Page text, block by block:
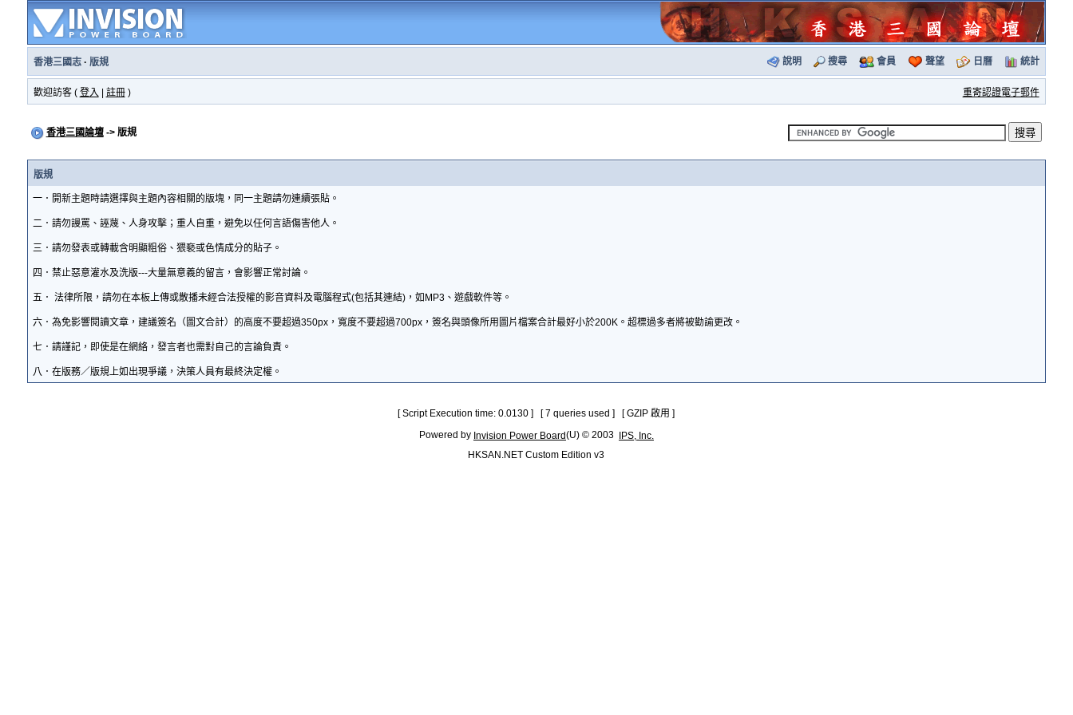
香港三國志· 版規 說明 搜尋 會員 聲望 日曆 統計
歡迎訪客 ( 登入 註冊) 重寄認證電子郵件
香港三國論壇-> 版規
版規
一．開新主題時請選擇與主題內容相關的版塊，同一主題請勿連續張貼。
二．請勿謾罵、誣蔑、人身攻擊；重人自重，避免以任何言語傷害他人。
三．請勿發表或轉載含明顯粗俗、猥褻或色情成分的貼子。
四．禁止惡意灌水及洗版---大量無意義的留言，會影響正常討論。
五． 法律所限，請勿在本板上傳或散播未經合法授權的影音資料及電腦程式(包括其連結)，如MP3、遊戲軟件等。
六．為免影響閱讀文章，建議簽名（圖文合計）的高度不要超過350px，寬度不要超過700px，簽名與頭像所用圖片檔案合計最好小於200K。超標過多者將被勸諭更改。
七．請謹記，即使是在網絡，發言者也需對自己的言論負責。
八．在版務／版規上如出現爭議，決策人員有最終決定權。
[ Script Execution time: 0.0130 ] [ 7 queries used ] [ GZIP 啟用 ]
Powered by Invision Power Board(U) © 2003
IPS, Inc.
HKSAN.NET Custom Edition v3